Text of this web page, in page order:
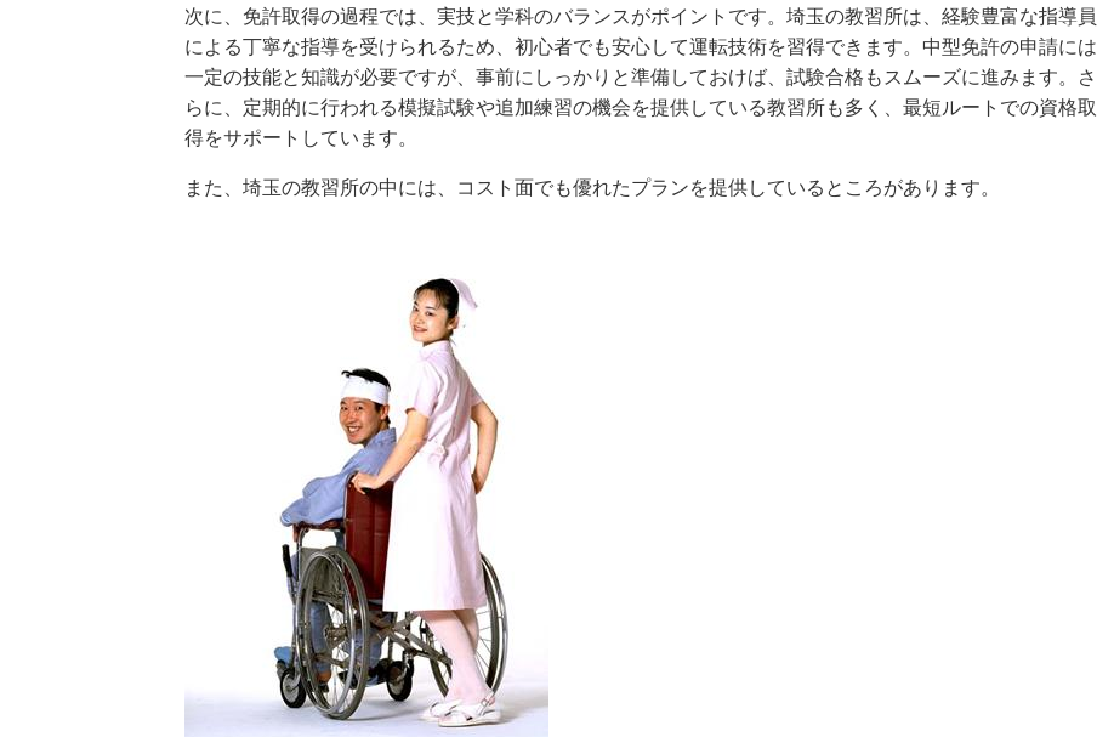
次に、免許取得の過程では、実技と学科のバランスがポイントです。埼玉の教習所は、経験豊富な指導員
による丁寧な指導を受けられるため、初心者でも安心して運転技術を習得できます。中型免許の申請には
一定の技能と知識が必要ですが、事前にしっかりと準備しておけば、試験合格もスムーズに進みます。さ
らに、定期的に行われる模擬試験や追加練習の機会を提供している教習所も多く、最短ルートでの資格取
得をサポートしています。
また、埼玉の教習所の中には、コスト面でも優れたプランを提供しているところがあります。